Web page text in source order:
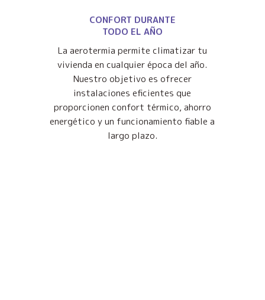
CONFORT DURANTE
TODO EL AÑO
La aerotermia permite climatizar tu
vivienda en cualquier época del año.
Nuestro objetivo es ofrecer
instalaciones eficientes que
proporcionen confort térmico, ahorro
energético y un funcionamiento fiable a
largo plazo.